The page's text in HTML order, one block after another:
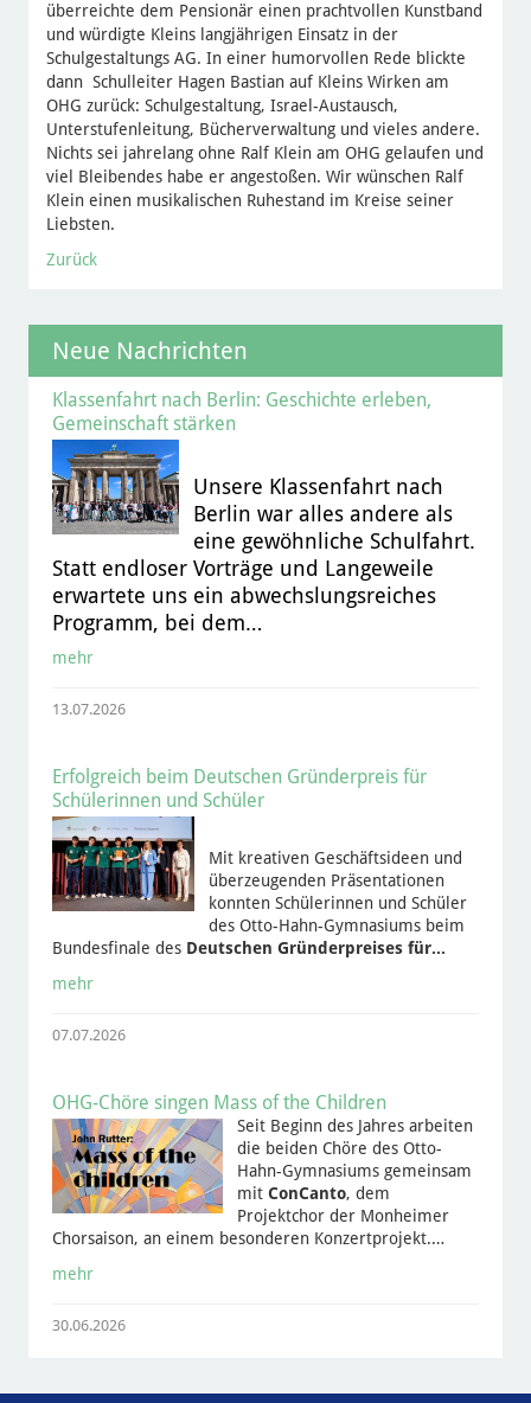
überreichte dem Pensionär einen prachtvollen Kunstband
und würdigte Kleins langjährigen Einsatz in der
Schulgestaltungs AG. In einer humorvollen Rede blickte
dann Schulleiter Hagen Bastian auf Kleins Wirken am
OHG zurück: Schulgestaltung, Israel-Austausch,
Unterstufenleitung, Bücherverwaltung und vieles andere.
Nichts sei jahrelang ohne Ralf Klein am OHG gelaufen und
viel Bleibendes habe er angestoßen. Wir wünschen Ralf
Klein einen musikalischen Ruhestand im Kreise seiner
Liebsten.
Zurück
Neue Nachrichten
Klassenfahrt nach Berlin: Geschichte erleben,
Gemeinschaft stärken
Unsere Klassenfahrt nach
Berlin war alles andere als
eine gewöhnliche Schulfahrt.
Statt endloser Vorträge und Langeweile
erwartete uns ein abwechslungsreiches
Programm, bei dem…
mehr
13.07.2026
Erfolgreich beim Deutschen Gründerpreis für
Schülerinnen und Schüler
Mit kreativen Geschäftsideen und
überzeugenden Präsentationen
konnten Schülerinnen und Schüler
des Otto-Hahn-Gymnasiums beim
Bundesfinale des Deutschen Gründerpreises für…
mehr
07.07.2026
OHG-Chöre singen Mass of the Children
Seit Beginn des Jahres arbeiten
die beiden Chöre des Otto-
Hahn-Gymnasiums gemeinsam
mitConCanto, dem
Projektchor der Monheimer
Chorsaison, an einem besonderen Konzertprojekt.…
mehr
30.06.2026